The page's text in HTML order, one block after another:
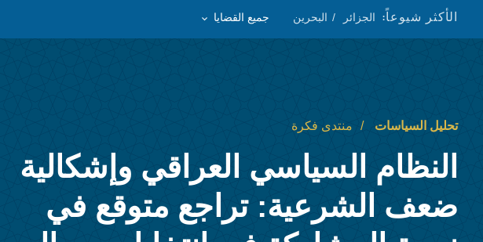
الأكثر شيوعاً: الجزائر البحرين
Toggle List of
جميع القضايا
تحليل السياسات منتدى فكرة
النظام السياسي العراقي وإشكالية
ضعف الشرعية: تراجع متوقع في